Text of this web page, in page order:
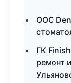
ООО
ГК
ремонт